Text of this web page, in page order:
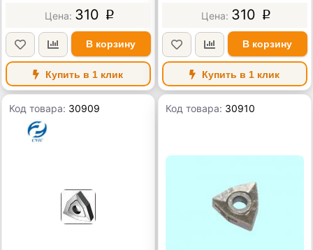
310 p
В корзину
Купить в 1 клик
310 p
В корзину
Купить в 1 клик
Код товара: 30909 Код товара: 30910